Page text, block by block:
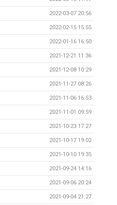
2022-03-07 20:56
2022-02-15 15:55
2022-01-16 16:50
2021-12-21 11:36
2021-12-08 10:29
2021-11-27 08:26
2021-11-06 16:53
2021-11-01 09:59
2021-10-23 17:27
2021-10-17 19:02
2021-10-10 19:35
2021-09-24 14:16
2021-09-06 20:24
2021-09-04 21:27